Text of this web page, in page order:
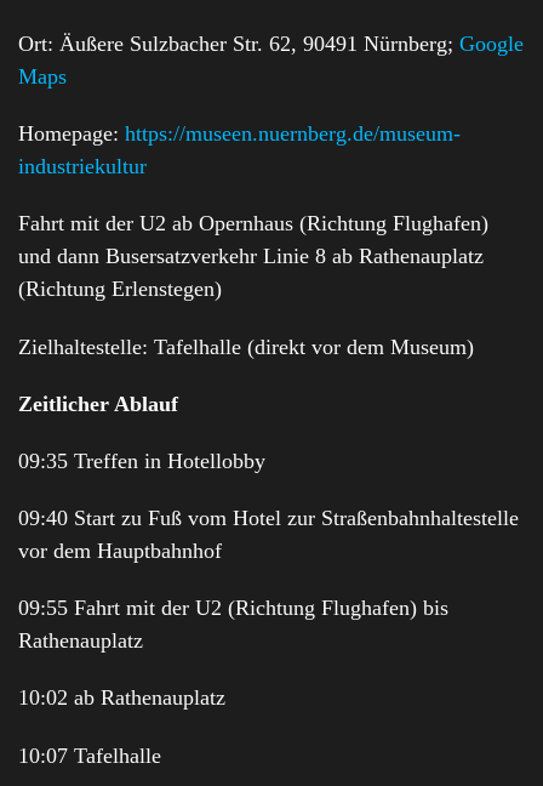
Ort: Äußere Sulzbacher Str. 62, 90491 Nürnberg; Google
Maps
Homepage: https://museen.nuernberg.de/museum-
industriekultur
Fahrt mit der U2 ab Opernhaus (Richtung Flughafen)
und dann Busersatzverkehr Linie 8 ab Rathenauplatz
(Richtung Erlenstegen)
Zielhaltestelle: Tafelhalle (direkt vor dem Museum)
Zeitlicher Ablauf
09:35 Treffen in Hotellobby
09:40 Start zu Fuß vom Hotel zur Straßenbahnhaltestelle
vor dem Hauptbahnhof
09:55 Fahrt mit der U2 (Richtung Flughafen) bis
Rathenauplatz
10:02 ab Rathenauplatz
10:07 Tafelhalle